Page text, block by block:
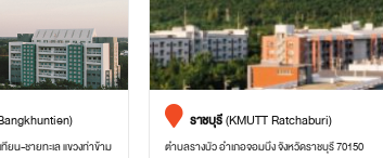
ยน-ชายทะเล แขวงท่าข้าม
ราชบุรี(KMUTT Ratchaburi)
ตำบลรางบัว อำเภอจอมบึง จังหวัดราชบุรี 70150